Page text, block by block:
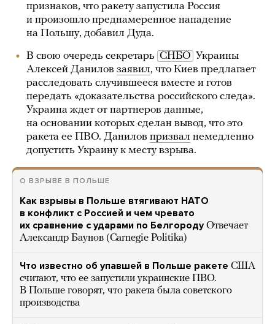
признаков, что ракету запустила Россия
и произошло преднамеренное нападение
на Польшу, добавил Дуда.
В свою очередь секретарь СНБО Украины
Алексей Данилов заявил, что Киев предлагает
расследовать случившееся вместе и готов
передать «доказательства российского следа».
Украина ждет от партнеров данные,
на основании которых сделан вывод, что это
ракета ее ПВО. Данилов призвал немедленно
допустить Украину к месту взрыва.
О ВЗРЫВЕ В ПОЛЬШЕ
Как взрывы в Польше втягивают НАТО
в конфликт с Россией и чем чревато
их сравнение с ударами по Белгороду Отвечает
Александр Баунов (Carnegie Politika)
Что известно об упавшей в Польше ракете США
считают, что ее запустили украинские ПВО.
В Польше говорят, что ракета была советского
производства